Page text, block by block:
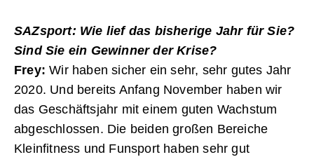
SAZsport: Wie lief das bisherige Jahr für Sie?
Sind Sie ein Gewinner der Krise?
Frey: Wir haben sicher ein sehr, sehr gutes Jahr
2020. Und bereits Anfang November haben wir
das Geschäftsjahr mit einem guten Wachstum
abgeschlossen. Die beiden großen Bereiche
Kleinfitness und Funsport haben sehr gut